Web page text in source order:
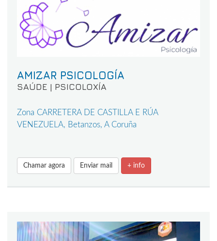
AMIZAR PSICOLOGÍA
SAÚDE | PSICOLOXÍA
Zona CARRETERA DE CASTILLA E RÚA
VENEZUELA, Betanzos, A Coruña
Chamar agora Enviar mail + info